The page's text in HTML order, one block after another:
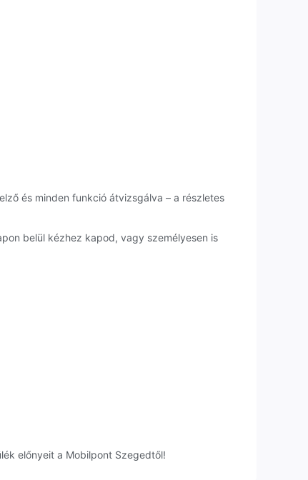
és minden funkció átvizsgálva – a részletes
belül kézhez kapod, vagy személyesen is
előnyeit a Mobilpont Szegedtől!